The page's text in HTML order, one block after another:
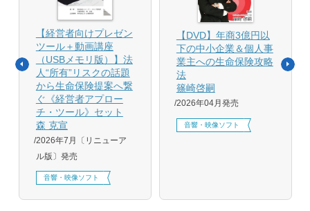
【経営者向けプレゼン
ツール＋動画講座
（USBメモリ版）】法
人“所有”リスクの話題
から生命保険提案へ繋
ぐ《経営者アプロー
チ・ツール》セット
森 克宣
2026年7月〔リニューア
ル版〕発売
音響・映像ソフト
【DVD】年商3億円以
下の中小企業＆個人事
業主への生命保険攻略
法
篠崎啓嗣
2026年04月発売
音響・映像ソフト